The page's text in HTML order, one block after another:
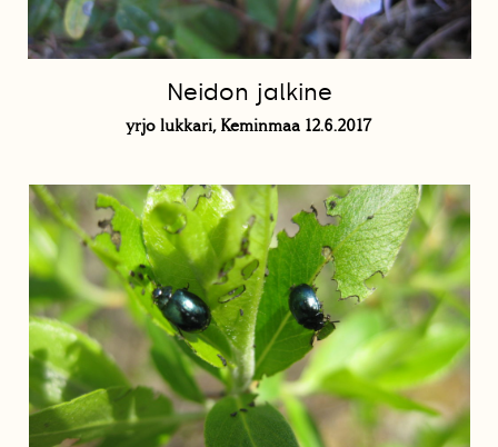
Neidon jalkine
yrjo lukkari, Keminmaa 12.6.2017